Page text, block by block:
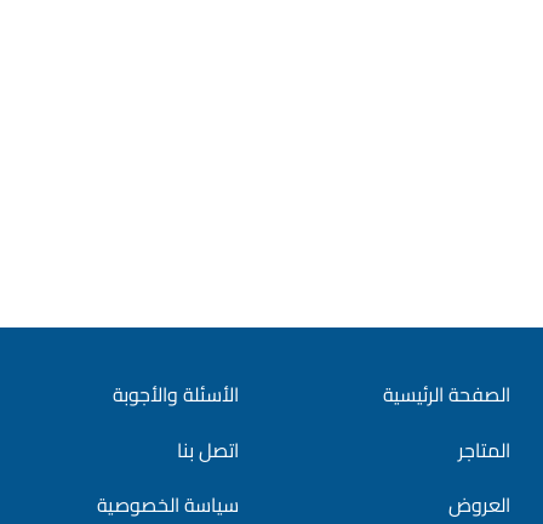
الصفحة الرئيسية
المتاجر
العروض
الأسئلة والأجوبة
اتصل بنا
سياسة الخصوصية